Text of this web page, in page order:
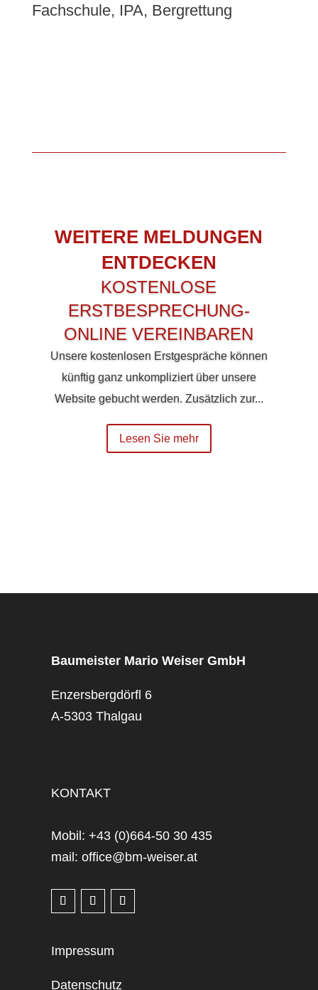
Fachschule, IPA, Bergrettung
WEITERE MELDUNGEN
ENTDECKEN
KOSTENLOSE
ERSTBESPRECHUNG-
ONLINE VEREINBAREN
Unsere kostenlosen Erstgespräche können
künftig ganz unkompliziert über unsere
Website gebucht werden. Zusätzlich zur...
Lesen Sie mehr
Baumeister Mario Weiser GmbH
Enzersbergdörfl 6
A-5303 Thalgau
KONTAKT
Mobil: +43 (0)664-50 30 435
mail: office@bm-weiser.at
Impressum
Datenschutz